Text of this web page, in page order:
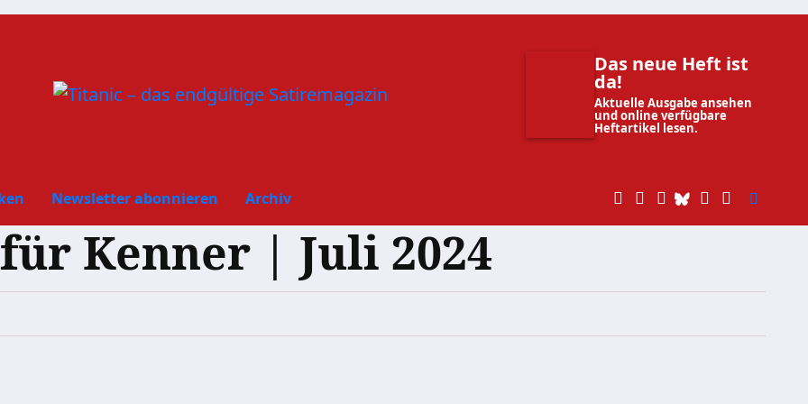
Das neue Heft ist
da!
Aktuelle Ausgabe ansehen
und online verfügbare
Heftartikel lesen.
Newsletter abonnieren Archiv
Kenner | Juli 2024